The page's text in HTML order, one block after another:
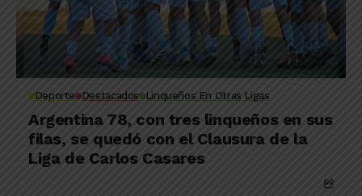
Deporte Destacados Linqueños En Otras Ligas
Argentina 78, con tres linqueños en sus
filas, se quedó con el Clausura de la
Liga de Carlos Casares